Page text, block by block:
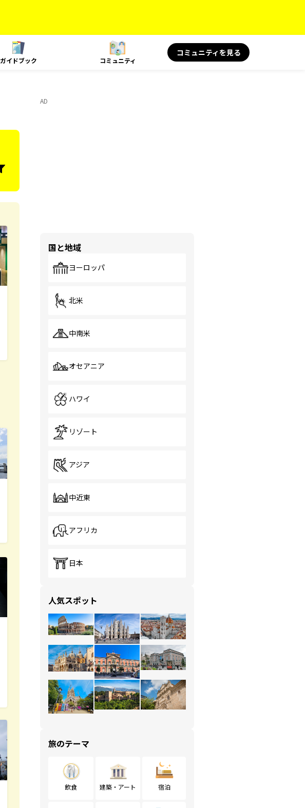
ガイドブック コミュニティ
コミュニティを見る
AD
国と地域
ヨーロッパ
北米
中南米
オセアニア
ハワイ
リゾート
アジア
中近東
アフリカ
日本
人気スポット
旅のテーマ
飲食 建築・アート 宿泊